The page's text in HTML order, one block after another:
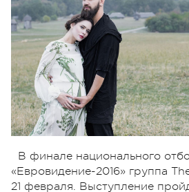
В финале национального
«Евровидение-2016» группа
21 февраля. Выступление